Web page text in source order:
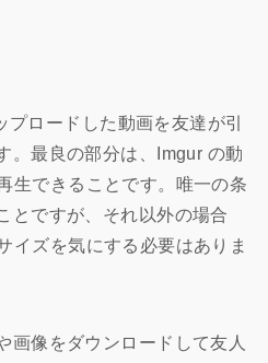
プロードした動画を友達が引
。最良の部分は、Imgur の動
生できることです。唯一の条
とですが、それ以外の場合
イズを気にする必要はありま
画像をダウンロードして友人